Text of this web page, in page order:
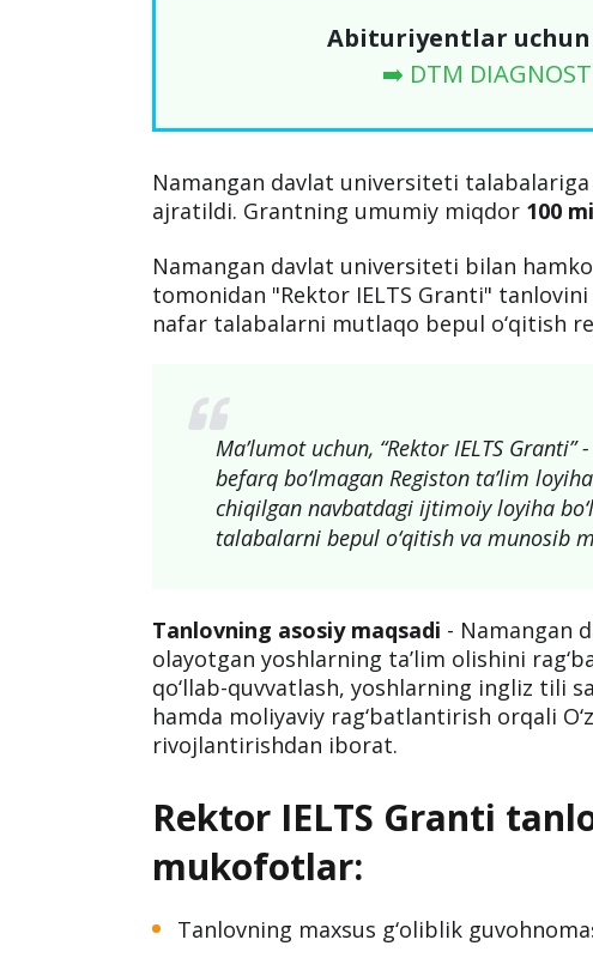
Abituriyentlar
➡️ DTM
Namangan davlat universiteti talabalariga
ajratildi. Grantning umumiy miqdor 100
Namangan davlat universiteti bilan
tomonidan "Rektor IELTS Granti"
nafar talabalarni mutlaqo bepul o‘qitish
Ma’lumot uchun, “Rektor IELTS
befarq bo‘lmagan Registon ta’lim
chiqilgan navbatdagi ijtimoiy loyiha
talabalarni bepul o‘qitish va munosib
Tanlovning asosiy maqsadi - Namangan
olayotgan yoshlarning ta’lim olishini
qo‘llab-quvvatlash, yoshlarning ingliz tili
hamda moliyaviy rag‘batlantirish orqali
rivojlantirishdan iborat.
Rektor IELTS Granti
mukofotlar:
Tanlovning maxsus g‘oliblik